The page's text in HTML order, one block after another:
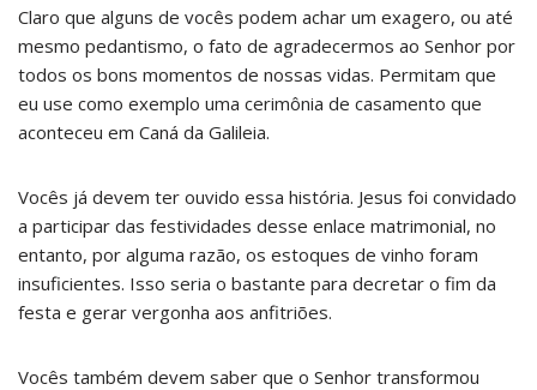
Claro que alguns de vocês podem achar um exagero, ou até
mesmo pedantismo, o fato de agradecermos ao Senhor por
todos os bons momentos de nossas vidas. Permitam que
eu use como exemplo uma cerimônia de casamento que
aconteceu em Caná da Galileia.
Vocês já devem ter ouvido essa história. Jesus foi convidado
a participar das festividades desse enlace matrimonial, no
entanto, por alguma razão, os estoques de vinho foram
insuficientes. Isso seria o bastante para decretar o fim da
festa e gerar vergonha aos anfitriões.
Vocês também devem saber que o Senhor transformou